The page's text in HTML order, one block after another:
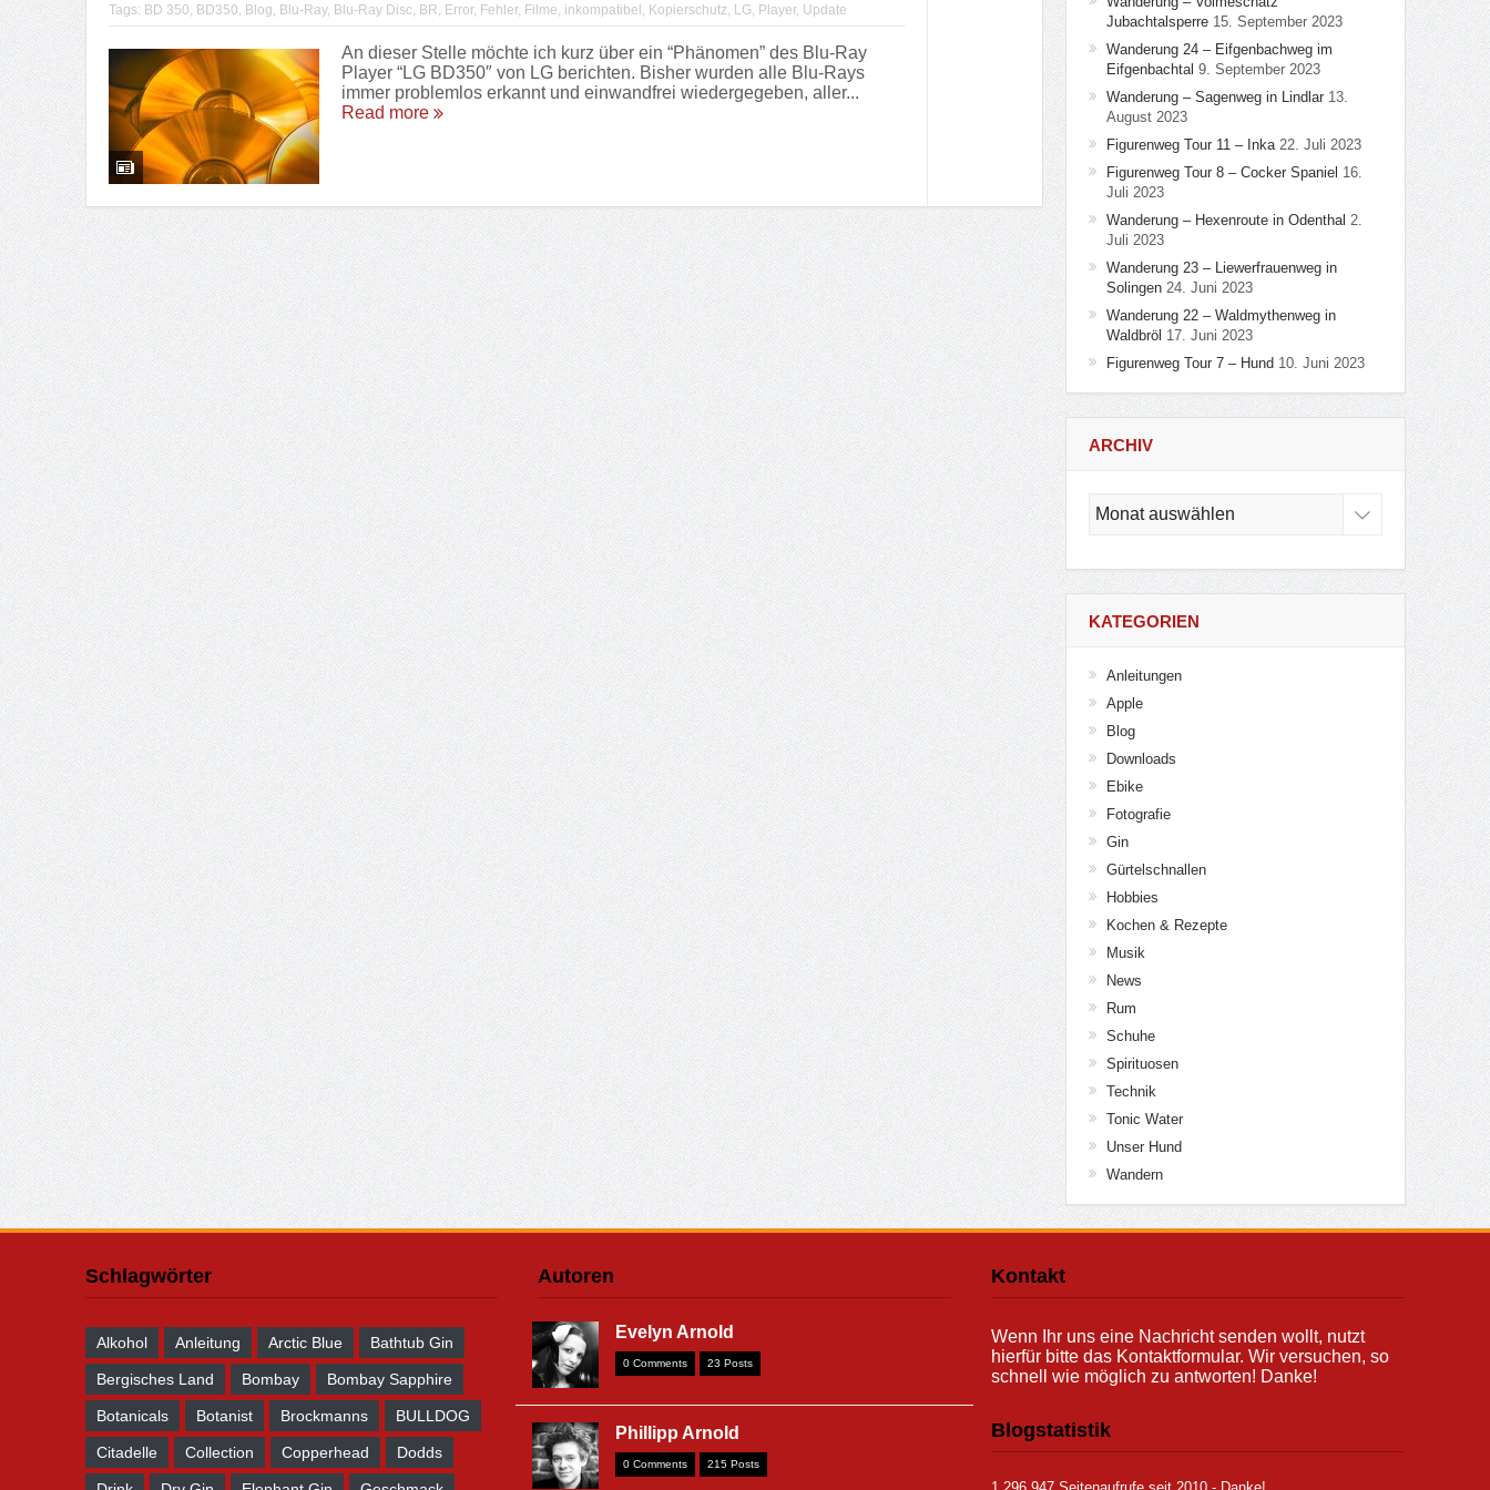
Tags: BD 350 BD350 Blog Blu-Ray, Blu-Ray Disc, BR Error, Fehler, Filme inkompatibel Kopierschutz LG, Player, Update
An dieser Stelle möchte ich kurz über ein “Phänomen” des Blu-Ray
Player “LG BD350″ von LG berichten. Bisher wurden alle Blu-Rays
immer problemlos erkannt und einwandfrei wiedergegeben, aller...
Read more
Jubachtalsperre 15. September 2023
Wanderung 24 – Eifgenbachweg im
Eifgenbachtal 9. September 2023
Wanderung – Sagenweg in Lindlar 13.
August 2023
Figurenweg Tour 11 – Inka 22. Juli 2023
Figurenweg Tour 8 – Cocker Spaniel 16.
Juli 2023
Wanderung – Hexenroute in Odenthal 2.
Juli 2023
Wanderung 23 – Liewerfrauenweg in
Solingen 24. Juni 2023
Wanderung 22 – Waldmythenweg in
Waldbröl 17. Juni 2023
Figurenweg Tour 7 – Hund 10. Juni 2023
ARCHIV
KATEGORIEN
Anleitungen
Apple
Blog
Downloads
Ebike
Fotografie
Gin
Gürtelschnallen
Hobbies
Kochen & Rezepte
Musik
News
Rum
Schuhe
Spirituosen
Technik
Tonic Water
Unser Hund
Wandern
Schlagwörter
Alkohol Anleitung Arctic Blue Bathtub Gin
Bergisches Land Bombay Bombay Sapphire
Botanicals Botanist Brockmanns BULLDOG
Citadelle Collection Copperhead Dodds
Autoren
Evelyn Arnold
0 Comments 23 Posts
Phillipp Arnold
0 Comments 215 Posts
Kontakt
Wenn Ihr uns eine Nachricht senden wollt, nutzt
hierfür bitte das Kontaktformular. Wir versuchen, so
schnell wie möglich zu antworten! Danke!
Blogstatistik